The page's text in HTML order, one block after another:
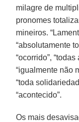
milagre de
pronomes
mineiros.
“absolutamente
“ocorrido”,
“igualmente não
“toda
“acontecido”.
Os mais